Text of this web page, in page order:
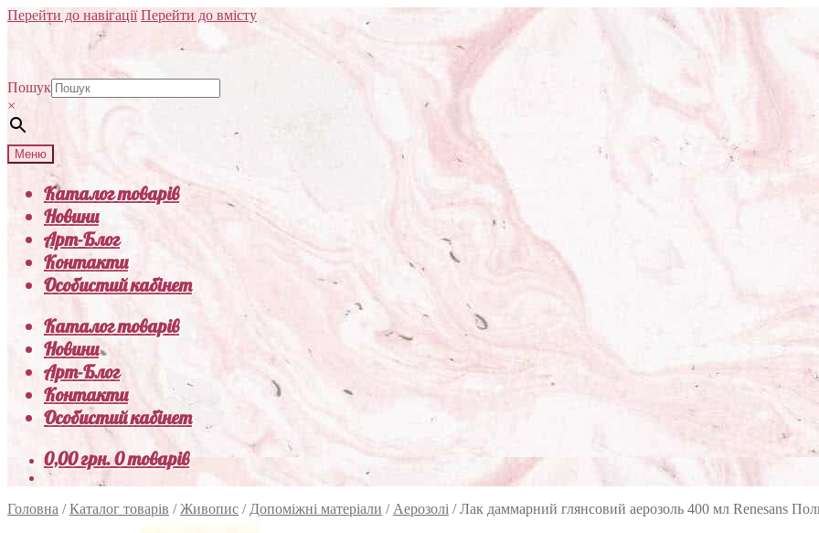
Перейти до навігації Перейти до вмісту
Пошук
×
Меню
Каталог товарів
Новини
Арт-Блог
Контакти
Особистий кабінет
Каталог товарів
Новини
Арт-Блог
Контакти
Особистий кабінет
0,00грн.0 товарів
Головна /Каталог товарів /Живопис / Допоміжні матеріали / Аерозолі /Лак даммарний глянсовий аерозоль 400 мл Renesans